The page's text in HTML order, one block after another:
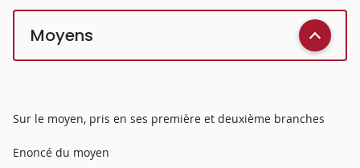
Moyens
Sur le moyen, pris en ses première et deuxième branches
Enoncé du moyen